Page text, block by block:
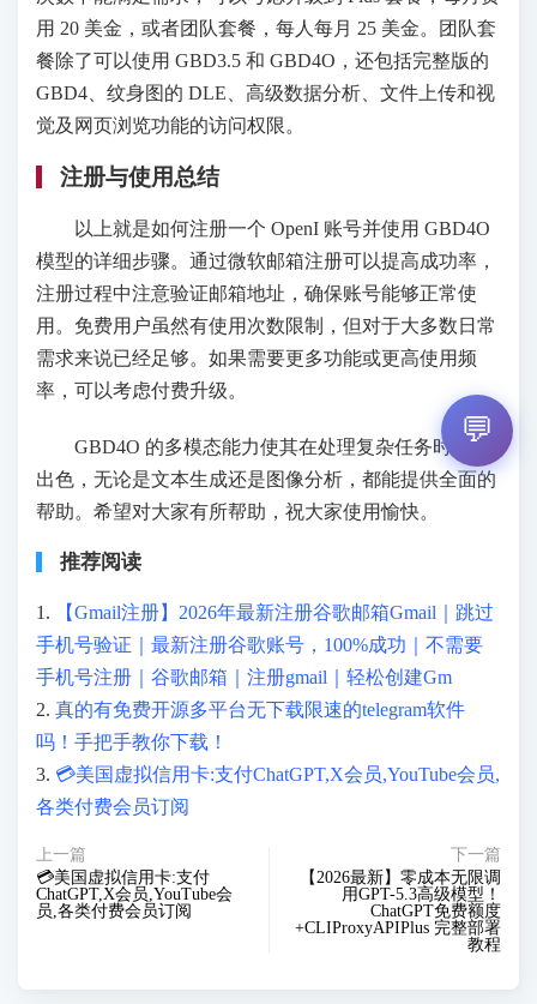
用 20 美金，或者团队套餐，每人每月 25 美金。团队套
餐除了可以使用 GBD3.5 和 GBD4O，还包括完整版的
GBD4、纹身图的 DLE、高级数据分析、文件上传和视
觉及网页浏览功能的访问权限。
注册与使用总结
以上就是如何注册一个 OpenI 账号并使用 GBD4O
模型的详细步骤。通过微软邮箱注册可以提高成功率，
注册过程中注意验证邮箱地址，确保账号能够正常使
用。免费用户虽然有使用次数限制，但对于大多数日常
需求来说已经足够。如果需要更多功能或更高使用频
率，可以考虑付费升级。
GBD4O 的多模态能力使其在处理复杂任务时表现
出色，无论是文本生成还是图像分析，都能提供全面的
帮助。希望对大家有所帮助，祝大家使用愉快。
推荐阅读
1.
【Gmail注册】2026年最新注册谷歌邮箱Gmail｜跳过
手机号验证｜最新注册谷歌账号，100%成功｜不需要
手机号注册｜谷歌邮箱｜注册gmail｜轻松创建Gm
2. 真的有免费开源多平台无下载限速的telegram软件
吗！手把手教你下载！
3. 💳美国虚拟信用卡:支付ChatGPT,X会员,YouTube会员,
各类付费会员订阅
上一篇
💳美国虚拟信用卡:支付
ChatGPT,X会员,YouTube会
员,各类付费会员订阅
下一篇
【2026最新】零成本无限调
用GPT-5.3高级模型！
ChatGPT免费额度
+CLIProxyAPIPlus 完整部署
教程
💬